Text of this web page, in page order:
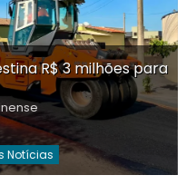
R$ 3 milhões para
Notícias